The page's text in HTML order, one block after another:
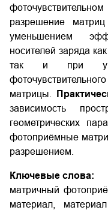
разрешение
уменьшением
носителей заряда
так и при
матрицы.
зависимость
геометрических
фотоприёмные
разрешением.
Ключевые слова:
матричный
материал,